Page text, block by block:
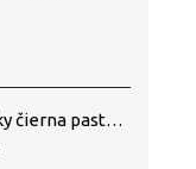
Jed na podkany, myši, krtky čierna pasta silná 1 kg VYPR